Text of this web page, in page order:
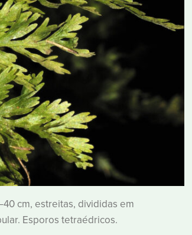
cm, estreitas, divididas em
Esporos tetraédricos.